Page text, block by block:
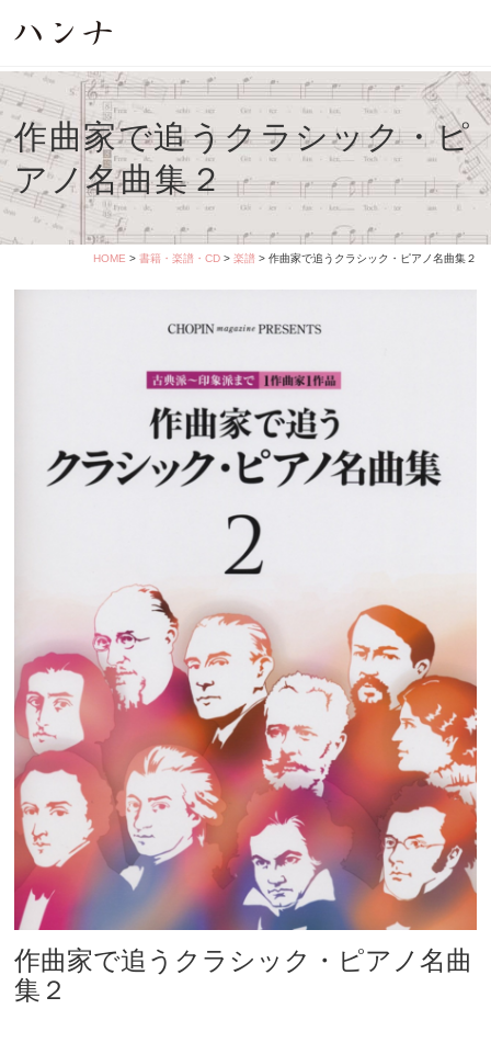
作曲家で追うクラシック・ピ
アノ名曲集２
HOME > 書籍・楽譜・CD> 楽譜> 作曲家で追うクラシック・ピアノ名曲集２
作曲家で追うクラシック・ピアノ名曲
集２